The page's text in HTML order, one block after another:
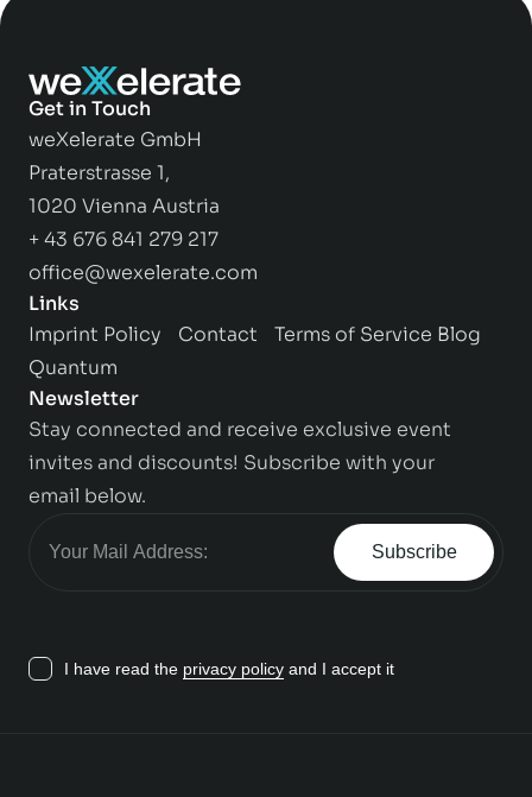
Get in Touch
weXelerate GmbH
Praterstrasse 1,
1020 Vienna Austria
+ 43 676 841 279 217
office@wexelerate.com
Links
Imprint Policy Contact Terms of Service Blog
Quantum
Newsletter
Stay connected and receive exclusive event
invites and discounts! Subscribe with your
email below.
I have read the privacy policy and I accept it
Subscribe